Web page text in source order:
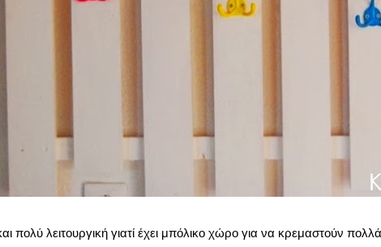
και πολύ λειτουργική γιατί έχει μπόλικο χώρο για να κρεμαστούν